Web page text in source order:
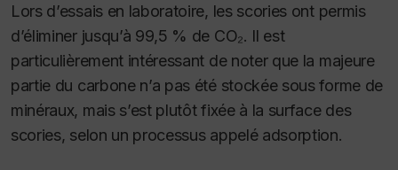
Lors d’essais en laboratoire, les scories ont permis
d’éliminer jusqu’à 99,5 % de CO₂. Il est
particulièrement intéressant de noter que la majeure
partie du carbone n’a pas été stockée sous forme de
minéraux, mais s’est plutôt fixée à la surface des
scories, selon un processus appelé adsorption.